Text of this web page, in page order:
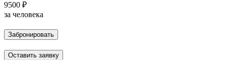
9500 ₽
за человека
Забронировать
Оставить заявку